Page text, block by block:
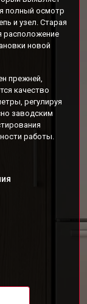
полный осмотр
и узел. Старая
расположение
новой
прежней,
качество
регулируя
заводским
работы.